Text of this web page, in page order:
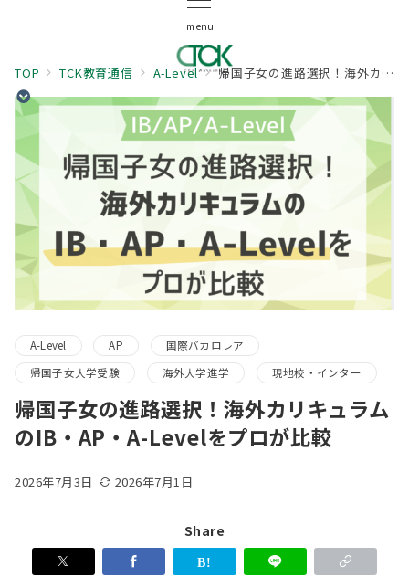
menu
TOP TCK教育通信 A-Level 帰国子女の進路選択！海外カリキュラムのIB・AP・A-Levelをプロが比較
A-Level AP
国際バカロレア
帰国子女大学受験
海外大学進学 現地校・インター
帰国子女の進路選択！海外カリキュラム
のIB・AP・A-Levelをプロが比較
2026年7月3日 2026年7月1日
Share